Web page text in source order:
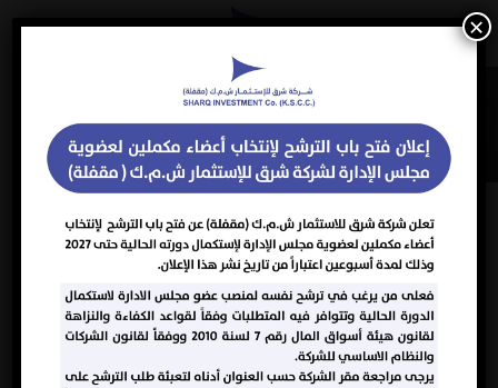
الابلاغ
الرئيسية الابلاغ
اسم المبلغ او ممثله القانوني
الصفة وسندها القانوني
×